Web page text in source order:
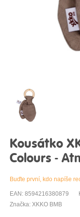
Kousátko
Colours -
Buďte první, kdo napíše
EAN: 8594216380879
Značka: XKKO BMB